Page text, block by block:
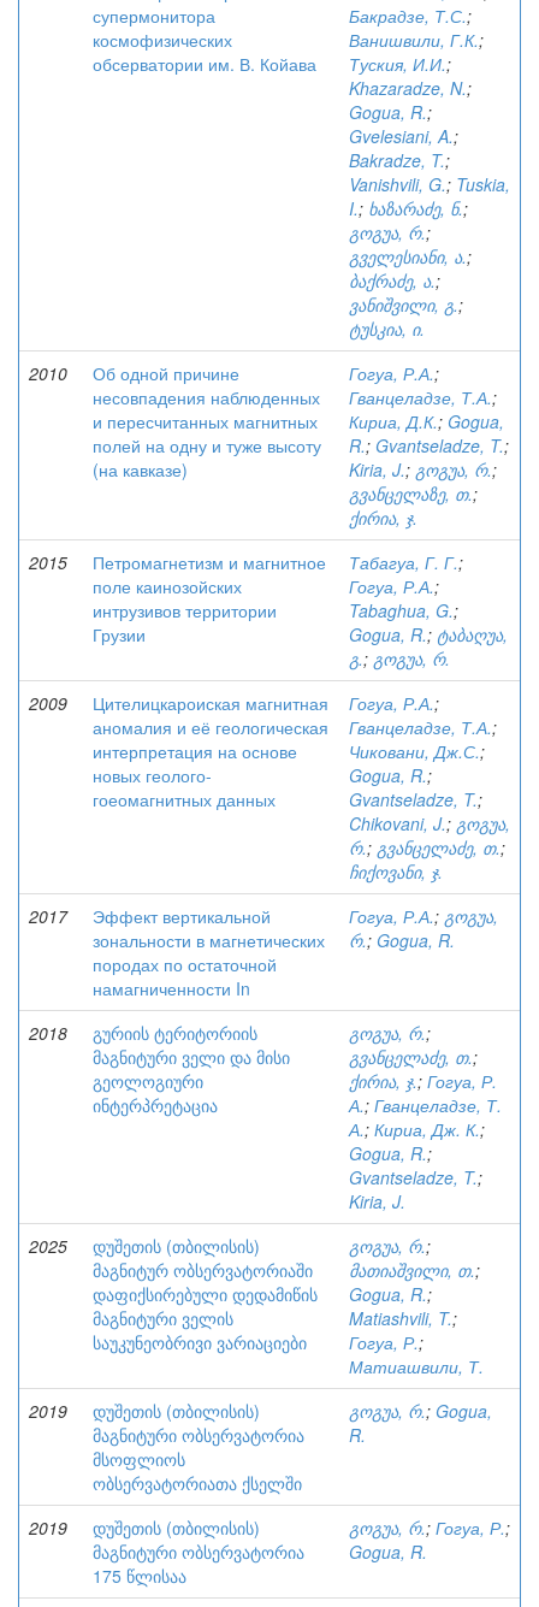
супермонитора
космофизических
обсерватории им. В. Койава
Бакрадзе, Т.С.;
Ванишвили, Г.К.;
Туския, И.И.;
Khazaradze, N.;
Gogua, R.;
Gvelesiani, A.;
Bakradze, T.;
Vanishvili, G.; Tuskia,
I.; ხაზარაძე, ნ.;
გოგუა, რ.;
გველესიანი, ა.;
ბაქრაძე, ა.;
ვანიშვილი, გ.;
ტუსკია, ი.
2010
Об одной причине
несовпадения наблюденных
и пересчитанных магнитных
полей на одну и туже высоту
(на кавказе)
Гогуа, Р.А.;
Гванцеладзе, Т.А.;
Кириа, Д.К.; Gogua,
R.; Gvantseladze, T.;
Kiria, J.; გოგუა, რ.;
გვანცელაზე, თ.;
ქირია, ჯ.
2015
Петромагнетизм и магнитное
поле каинозойских
интрузивов территории
Грузии
Табагуа, Г. Г.;
Гогуа, Р.А.;
Tabaghua, G.;
Gogua, R.; ტაბაღუა,
გ.; გოგუა, რ.
2009
Цителицкароиская магнитная
аномалия и её геологическая
интерпретация на основе
новых геолого-
гоеомагнитных данных
Гогуа, Р.А.;
Гванцеладзе, Т.А.;
Чиковани, Дж.С.;
Gogua, R.;
Gvantseladze, T.;
Chikovani, J.; გოგუა,
რ.; გვანცელაძე, თ.;
ჩიქოვანი, ჯ.
2017
Эффект вертикальной
зональности в магнетических
породах по остаточной
намагниченности In
Гогуа, Р.А.; გოგუა,
რ.; Gogua, R.
2018
გურიის ტერიტორიის
მაგნიტური ველი და მისი
გეოლოგიური
ინტერპრეტაცია
გოგუა, რ.;
გვანცელაძე, თ.;
ქირია, ჯ.; Гогуа, Р.
А.; Гванцеладзе, Т.
А.; Кириа, Дж. К.;
Gogua, R.;
Gvantseladze, T.;
Kiria, J.
2025
დუშეთის (თბილისის)
მაგნიტურ ობსერვატორიაში
დაფიქსირებული დედამიწის
მაგნიტური ველის
საუკუნეობრივი ვარიაციები
გოგუა, რ.;
მათიაშვილი, თ.;
Gogua, R.;
Matiashvili, T.;
Гогуа, Р.;
Матиашвили, Т.
2019
დუშეთის (თბილისის)
მაგნიტური ობსერვატორია
მსოფლიოს
ობსერვატორიათა ქსელში
გოგუა, რ.; Gogua,
R.
2019
დუშეთის (თბილისის)
მაგნიტური ობსერვატორია
175 წლისაა
გოგუა, რ.; Гогуа, Р.;
Gogua, R.